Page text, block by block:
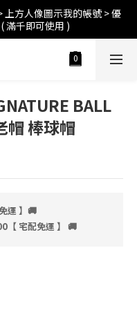
宅配免運 🚚
滿千即可使用 )
宅配免運 🚚
BALL
帽 棒球帽
運 】🚚
【 宅配免運 】 🚚